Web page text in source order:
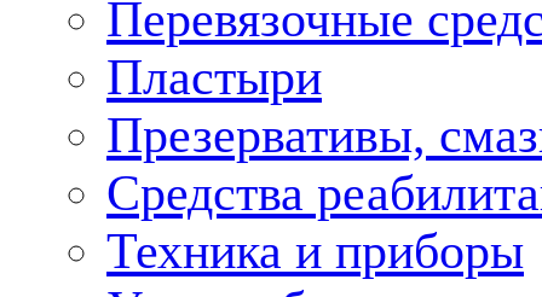
Перевязочные
Пластыри
Презервативы,
Средства
Техника и приборы